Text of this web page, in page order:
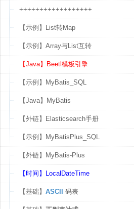
++++++++++++++++++
【示例】List转Map
【示例】Array与List互转
【Java】Beetl模板引擎
【示例】MyBatis_SQL
【Java】MyBatis
【外链】Elasticsearch手册
【示例】MyBatisPlus_SQL
【外链】MyBatis-Plus
【时间】LocalDateTime
【基础】 ASCII 码表